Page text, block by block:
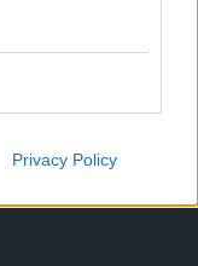
Privacy Policy